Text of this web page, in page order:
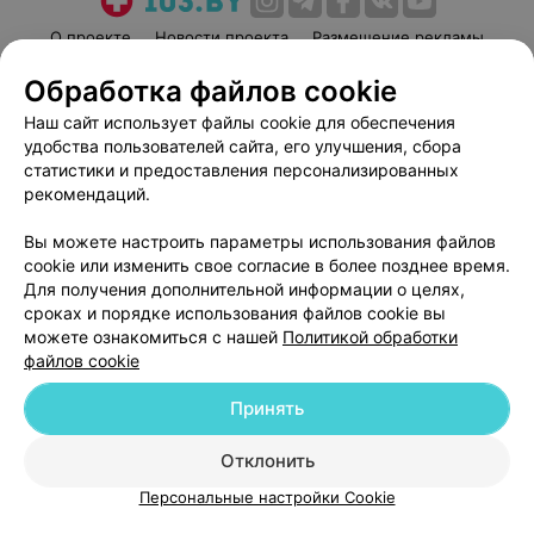
О проекте Новости проекта
Размещение рекламы
Пользовательское соглашение
Способы оплаты
Вакансии
Партнеры
Написать руководителю 103.by
Персональные настройки cookie
Обработка персональных данных
© 2026 ООО «Артокс Лаб», УНП 191700409| 220012, Республика Беларусь,
г. Минск, улица Толбухина, 2, пом. 16 | help@103.by
Служба поддержки +375 291212755
Обработка файлов cookie
Наш сайт использует файлы cookie для обеспечения
удобства пользователей сайта, его улучшения, сбора
статистики и предоставления персонализированных
рекомендаций.
Вы можете настроить параметры использования файлов
cookie или изменить свое согласие в более позднее время.
Для получения дополнительной информации о целях,
сроках и порядке использования файлов cookie вы
можете ознакомиться с нашей Политикой обработки
файлов cookie
Отклонить
Принять
Персональные настройки Cookie